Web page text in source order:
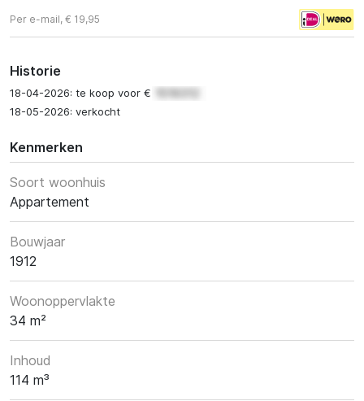
Per e-mail, € 19,95
Historie
18-04-2026: te koop voor €
18-05-2026: verkocht
Kenmerken
Soort woonhuis
Appartement
Bouwjaar
1912
Woonoppervlakte
34 m²
Inhoud
114 m³